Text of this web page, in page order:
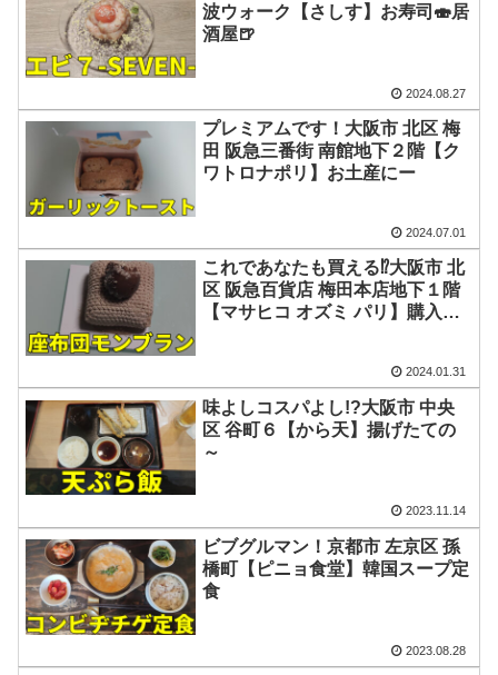
波ウォーク【さしす】お寿司🍣居
酒屋🍺
2024.08.27
プレミアムです！大阪市 北区 梅
田 阪急三番街 南館地下２階【ク
ワトロナポリ】お土産にー
2024.07.01
これであなたも買える⁉大阪市 北
区 阪急百貨店 梅田本店地下１階
【マサヒコ オズミ パリ】購入方
2024.01.31
味よしコスパよし!?大阪市 中央
区 谷町６【から天】揚げたての
～
2023.11.14
ビブグルマン！京都市 左京区 孫
橋町【ピニョ食堂】韓国スープ定
食
2023.08.28